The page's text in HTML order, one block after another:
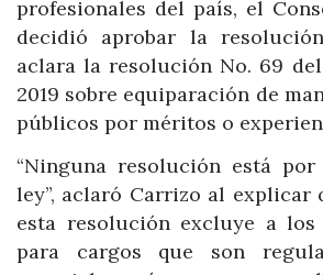
profesionales del país, el
decidió aprobar la
aclara la resolución No. 69
2019 sobre equiparación de
públicos por méritos o
“Ninguna resolución está
ley”, aclaró Carrizo al explicar
esta resolución excluye a los
para cargos que son